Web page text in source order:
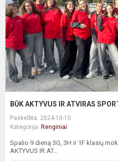
BŪK AKTYVUS IR ATVIRAS
Paskelbta: 2024-10-10
Kategorija: Renginiai
Spalio 9 dieną 3G, 3H ir 1F klasių
AKTYVUS IR AT...